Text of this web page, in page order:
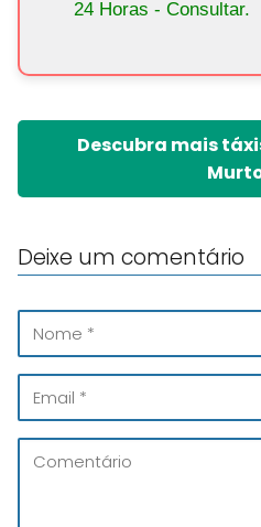
24 Horas - Consultar.
Descubra mais
Deixe um comentário